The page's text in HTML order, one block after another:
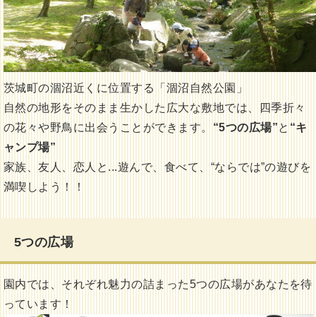
茨城町の涸沼近くに位置する「涸沼自然公園」
自然の地形をそのまま生かした広大な敷地では、四季折々
の花々や野鳥に出会うことができます。 “5つの広場”と “キ
ャンプ場”
家族、友人、恋人と...遊んで、食べて、“ならでは”の遊びを
満喫しよう！！
5つの広場
園内では、それぞれ魅力の詰まった5つの広場があなたを待
っています！